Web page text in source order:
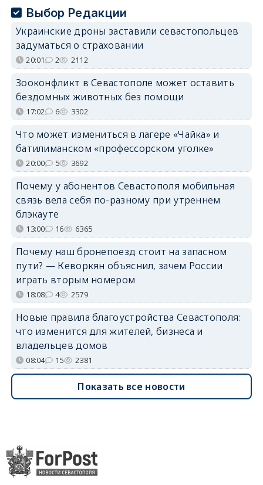
Выбор Редакции
Украинские дроны заставили севастопольцев
задуматься о страховании
20:01 2 2112
Зооконфликт в Севастополе может оставить
бездомных животных без помощи
17:02 6 3302
Что может измениться в лагере «Чайка» и
батилиманском «профессорском уголке»
20:00 5 3692
Почему у абонентов Севастополя мобильная
связь вела себя по-разному при утреннем
блэкауте
13:00 16 6365
Почему наш бронепоезд стоит на запасном
пути? — Кеворкян объяснил, зачем России
играть вторым номером
18:08 4 2579
Новые правила благоустройства Севастополя:
что изменится для жителей, бизнеса и
владельцев домов
08:04 15 2381
Показать все новости